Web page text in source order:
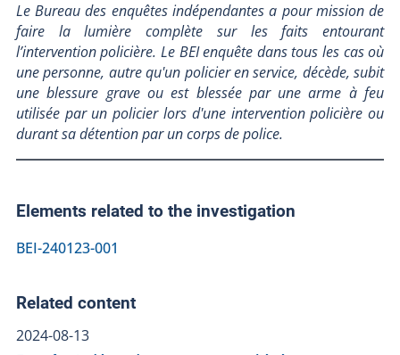
Le Bureau des enquêtes indépendantes a pour mission de
faire la lumière complète sur les faits entourant
l’intervention policière. Le BEI enquête dans tous les cas où
une personne, autre qu'un policier en service, décède, subit
une blessure grave ou est blessée par une arme à feu
utilisée par un policier lors d'une intervention policière ou
durant sa détention par un corps de police.
Elements related to the investigation
BEI-240123-001
Related content
2024-08-13